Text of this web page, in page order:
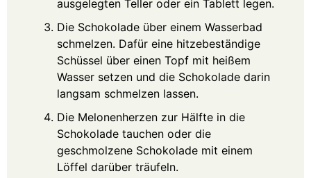
ausgelegten Teller oder ein Tablett legen.
Die Schokolade über einem Wasserbad
schmelzen. Dafür eine hitzebeständige
Schüssel über einen Topf mit heißem
Wasser setzen und die Schokolade darin
langsam schmelzen lassen.
Die Melonenherzen zur Hälfte in die
Schokolade tauchen oder die
geschmolzene Schokolade mit einem
Löffel darüber träufeln.